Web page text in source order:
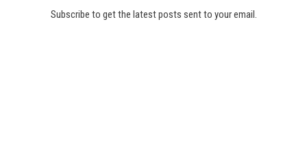
Subscribe to get the latest posts sent to your email.